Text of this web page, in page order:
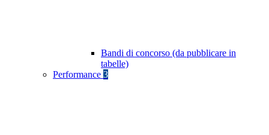
Bandi di concorso (da pubblicare in
tabelle)
Performance 3